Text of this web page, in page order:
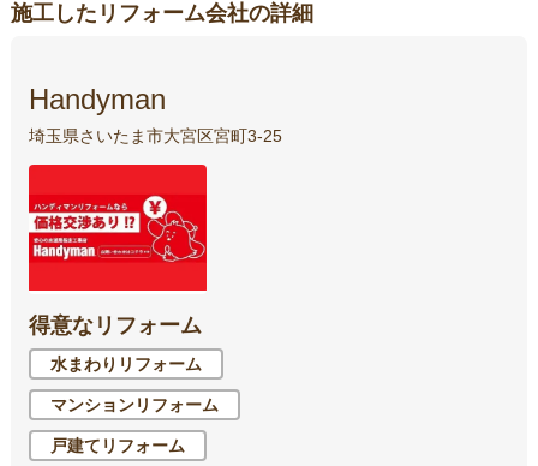
施工したリフォーム会社の詳細
Handyman
埼玉県さいたま市大宮区宮町3-25
得意なリフォーム
水まわりリフォーム
マンションリフォーム
戸建てリフォーム